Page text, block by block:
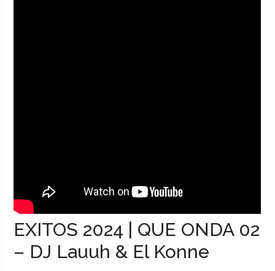
EXITOS 2024 | QUE ONDA 02
– DJ Lauuh & El Konne